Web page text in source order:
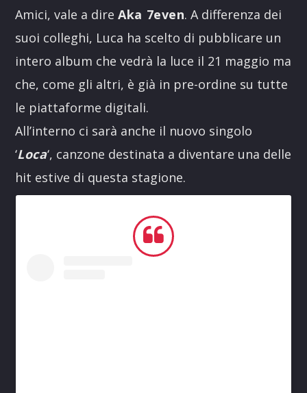
Amici, vale a direAka 7even. A differenza dei
suoi colleghi, Luca ha scelto di pubblicare un
intero album che vedrà la luce il 21 maggio ma
che, come gli altri, è già in pre-ordine su tutte
le piattaforme digitali.
All’interno ci sarà anche il nuovo singolo
‘Loca‘, canzone destinata a diventare una delle
hit estive di questa stagione.